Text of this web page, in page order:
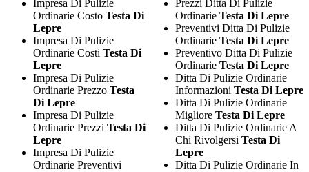
Impresa Di Pulizie
Ordinarie Costo Testa Di
Lepre
Impresa Di Pulizie
Ordinarie Costi Testa Di
Lepre
Impresa Di Pulizie
Ordinarie Prezzo Testa
Di Lepre
Impresa Di Pulizie
Ordinarie Prezzi Testa Di
Lepre
Impresa Di Pulizie
Ordinarie Preventivi
Prezzi Ditta Di Pulizie
Ordinarie Testa Di Lepre
Preventivi Ditta Di Pulizie
Ordinarie Testa Di Lepre
Preventivo Ditta Di Pulizie
Ordinarie Testa Di Lepre
Ditta Di Pulizie Ordinarie
Informazioni Testa Di Lepre
Ditta Di Pulizie Ordinarie
Migliore Testa Di Lepre
Ditta Di Pulizie Ordinarie A
Chi Rivolgersi Testa Di
Lepre
Ditta Di Pulizie Ordinarie In